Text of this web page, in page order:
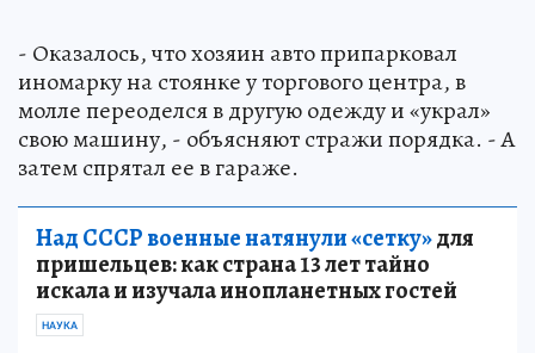
- Оказалось, что хозяин авто припарковал
иномарку на стоянке у торгового центра, в
молле переоделся в другую одежду и «украл»
свою машину, - объясняют стражи порядка. - А
затем спрятал ее в гараже.
Над СССР военные натянули «сетку»для
пришельцев: как страна 13 лет тайно
искала и изучала инопланетных гостей
НАУКА